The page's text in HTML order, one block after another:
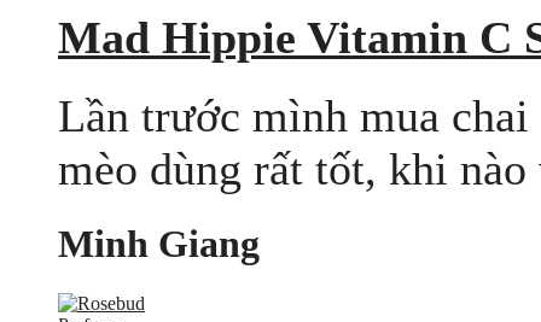
Mad Hippie Vitamin C
Lần trước mình mua
mèo dùng rất tốt, khi
Minh Giang